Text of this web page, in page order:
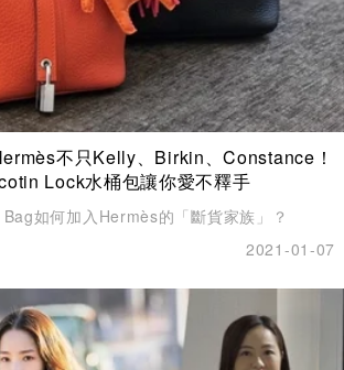
不只Kelly、Birkin、Constance！
Lock水桶包讓你愛不釋手
如何加入Hermès的「斷貨家族」？
2021-01-07